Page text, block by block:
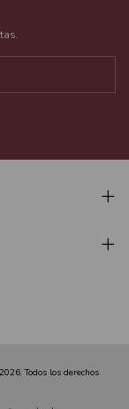
Todos los derechos